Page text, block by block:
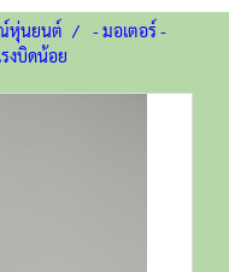
หุ่นยนต์
- มอเตอร์ -
งบิดน้อย